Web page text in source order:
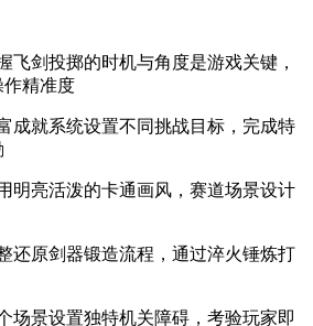
飞剑投掷的时机与角度是游戏关键，
作精准度
成就系统设置不同挑战目标，完成特
明亮活泼的卡通画风，赛道场景设计
还原剑器锻造流程，通过淬火锤炼打
场景设置独特机关障碍，考验玩家即